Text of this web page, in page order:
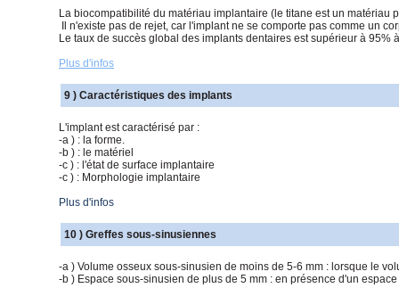
La biocompatibilité du matériau implantaire (le titane est un matériau
Il n'existe pas de rejet, car l'implant ne se comporte pas comme un
Le taux de succès global des implants dentaires est supérieur à
Plus d'infos
9 ) Caractéristiques des implants
L'implant est caractérisé par :
-a ) : la forme.
-b ) : le matériel
-c ) : l'état de surface implantaire
-c ) : Morphologie implantaire
Plus d'infos
10 ) Greffes sous-sinusiennes
-a ) Volume osseux sous-sinusien de moins de 5-6 mm : lorsque le
-b ) Espace sous-sinusien de plus de 5 mm : en présence d'un